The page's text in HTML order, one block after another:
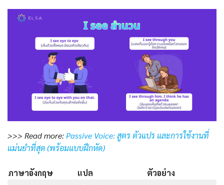
>>> Read more:Passive Voice: สูตร ตัวแปร และการใช้งานที่
แม่นยำที่สุด (พร้อมแบบฝึกหัด)
ภาษาอังกฤษ แปล
ตัวอย่าง